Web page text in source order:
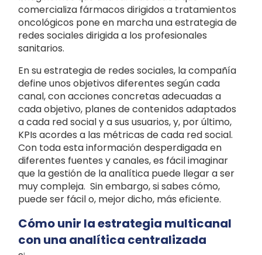
comercializa fármacos dirigidos a tratamientos
oncológicos pone en marcha una estrategia de
redes sociales dirigida a los profesionales
sanitarios.
En su estrategia de redes sociales, la compañía
define unos objetivos diferentes según cada
canal, con acciones concretas adecuadas a
cada objetivo, planes de contenidos adaptados
a cada red social y a sus usuarios, y, por último,
KPIs acordes a las métricas de cada red social.
Con toda esta información desperdigada en
diferentes fuentes y canales, es fácil imaginar
que la gestión de la analítica puede llegar a ser
muy compleja. Sin embargo, si sabes cómo,
puede ser fácil o, mejor dicho, más eficiente.
Cómo unir la estrategia multicanal
con una analítica centralizada